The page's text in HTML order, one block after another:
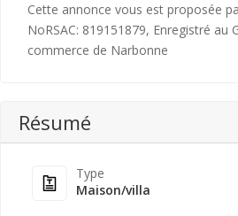
Cette annonce vous est proposée
NoRSAC: 819151879, Enregistré au
commerce de Narbonne
Résumé
Type
Maison/villa